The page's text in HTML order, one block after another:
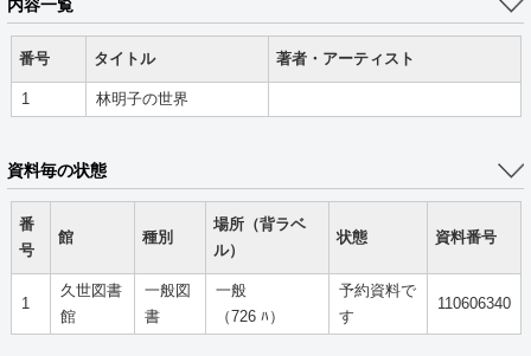
内容一覧
番号 タイトル 著者・アーティスト
1 林明子の世界
資料毎の状態
番
号
館 種別
場所（背ラベ
ル）
状態 資料番号
1
久世図書
館
一般図
書
一般
（726 ﾊ）
予約資料で
す
110606340